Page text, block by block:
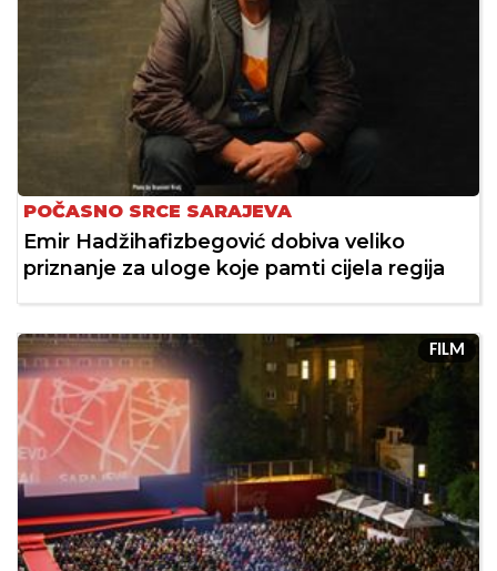
POČASNO SRCE SARAJEVA
Emir Hadžihafizbegović dobiva veliko
priznanje za uloge koje pamti cijela regija
FILM